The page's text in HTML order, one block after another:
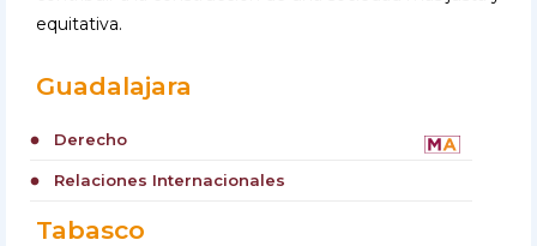
equitativa.
Guadalajara
circle Derecho
circle Relaciones Internacionales
Tabasco